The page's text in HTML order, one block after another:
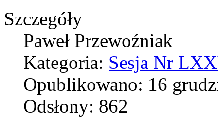
Szczegóły
Paweł Przewoźniak
Kategoria: Sesja Nr
Opublikowano: 16
Odsłony: 862